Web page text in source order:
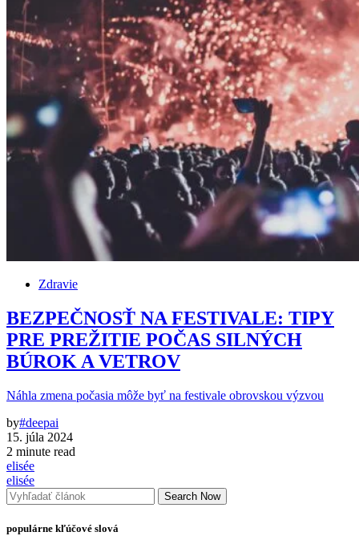
Zdravie
BEZPEČNOSŤ NA FESTIVALE: TIPY
PRE PREŽITIE POČAS SILNÝCH
BÚROK A VETROV
Náhla zmena počasia môže byť na festivale obrovskou výzvou
by#deepai
15. júla 2024
2 minute read
elisée
elisée
Search Now
populárne kľúčové slová